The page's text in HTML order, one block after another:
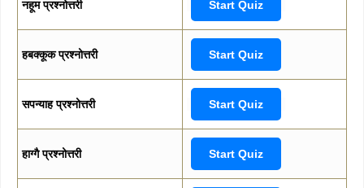
नहूम प्रश्नोत्तरी Start Quiz
हबक्कूक प्रश्नोत्तरी Start Quiz
सपन्याह प्रश्नोत्तरी Start Quiz
हाग्गै प्रश्नोत्तरी Start Quiz